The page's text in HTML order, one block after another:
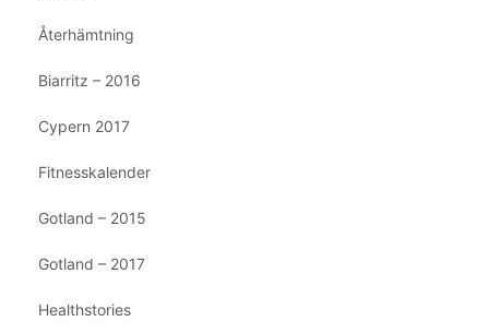
Återhämtning
Biarritz – 2016
Cypern 2017
Fitnesskalender
Gotland – 2015
Gotland – 2017
Healthstories